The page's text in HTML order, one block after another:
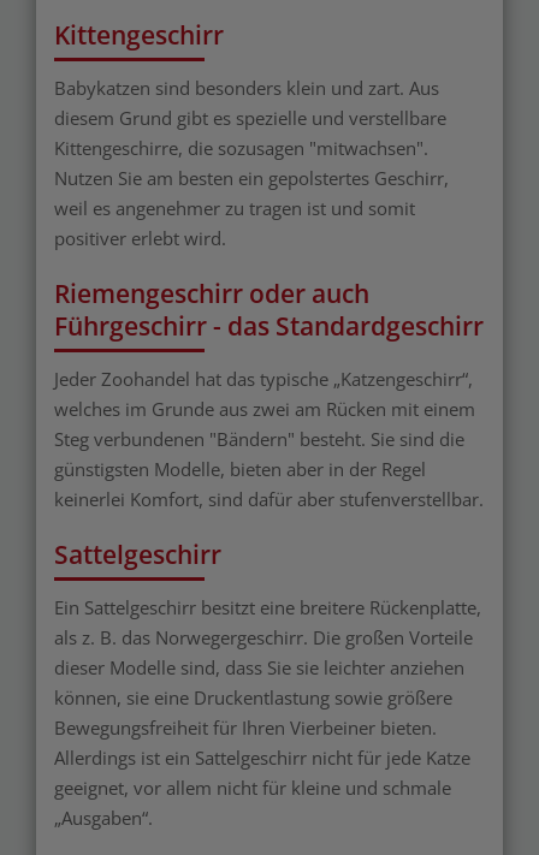
Kittengeschirr
Babykatzen sind besonders klein und zart. Aus
diesem Grund gibt es spezielle und verstellbare
Kittengeschirre, die sozusagen "mitwachsen".
Nutzen Sie am besten ein gepolstertes Geschirr,
weil es angenehmer zu tragen ist und somit
positiver erlebt wird.
Riemengeschirr oder auch
Führgeschirr - das Standardgeschirr
Jeder Zoohandel hat das typische „Katzengeschirr“,
welches im Grunde aus zwei am Rücken mit einem
Steg verbundenen "Bändern" besteht. Sie sind die
günstigsten Modelle, bieten aber in der Regel
keinerlei Komfort, sind dafür aber stufenverstellbar.
Sattelgeschirr
Ein Sattelgeschirr besitzt eine breitere Rückenplatte,
als z. B. das Norwegergeschirr. Die großen Vorteile
dieser Modelle sind, dass Sie sie leichter anziehen
können, sie eine Druckentlastung sowie größere
Bewegungsfreiheit für Ihren Vierbeiner bieten.
Allerdings ist ein Sattelgeschirr nicht für jede Katze
geeignet, vor allem nicht für kleine und schmale
„Ausgaben“.